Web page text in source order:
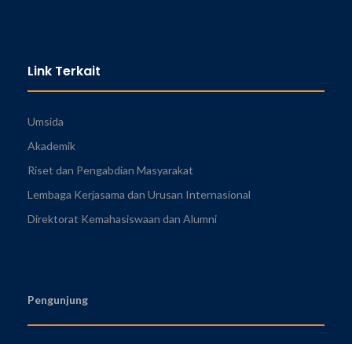
Link Terkait
Umsida
Akademik
Riset dan Pengabdian Masyarakat
Lembaga Kerjasama dan Urusan Internasional
Direktorat Kemahasiswaan dan Alumni
Pengunjung